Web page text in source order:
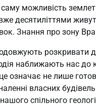
можливість
десятиліттями
Знання про зону
розкривати
наближають нас до
означає не лише
власних
спільного